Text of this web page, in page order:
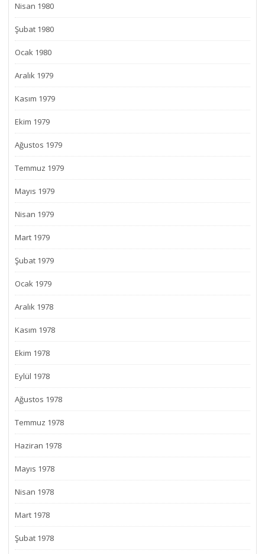
Nisan 1980
Şubat 1980
Ocak 1980
Aralık 1979
Kasım 1979
Ekim 1979
Ağustos 1979
Temmuz 1979
Mayıs 1979
Nisan 1979
Mart 1979
Şubat 1979
Ocak 1979
Aralık 1978
Kasım 1978
Ekim 1978
Eylül 1978
Ağustos 1978
Temmuz 1978
Haziran 1978
Mayıs 1978
Nisan 1978
Mart 1978
Şubat 1978